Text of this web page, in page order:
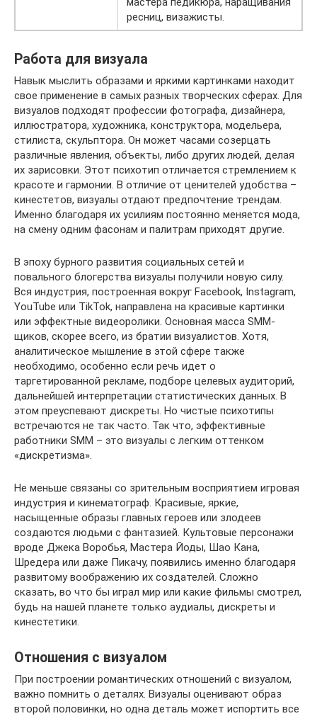
ресниц, визажисты.
Работа для визуала
Навык мыслить образами и яркими картинками находит
свое применение в самых разных творческих сферах. Для
визуалов подходят профессии фотографа, дизайнера,
иллюстратора, художника, конструктора, модельера,
стилиста, скульптора. Он может часами созерцать
различные явления, объекты, либо других людей, делая
их зарисовки. Этот психотип отличается стремлением к
красоте и гармонии. В отличие от ценителей удобства –
кинестетов, визуалы отдают предпочтение трендам.
Именно благодаря их усилиям постоянно меняется мода,
на смену одним фасонам и палитрам приходят другие.
В эпоху бурного развития социальных сетей и
повального блогерства визуалы получили новую силу.
Вся индустрия, построенная вокруг Facebook, Instagram,
YouTube или TikTok, направлена на красивые картинки
или эффектные видеоролики. Основная масса SMM-
щиков, скорее всего, из братии визуалистов. Хотя,
аналитическое мышление в этой сфере также
необходимо, особенно если речь идет о
таргетированной рекламе, подборе целевых аудиторий,
дальнейшей интерпретации статистических данных. В
этом преуспевают дискреты. Но чистые психотипы
встречаются не так часто. Так что, эффективные
работники SMM – это визуалы с легким оттенком
«дискретизма».
Не меньше связаны со зрительным восприятием игровая
индустрия и кинематограф. Красивые, яркие,
насыщенные образы главных героев или злодеев
создаются людьми с фантазией. Культовые персонажи
вроде Джека Воробья, Мастера Йоды, Шао Кана,
Шредера или даже Пикачу, появились именно благодаря
развитому воображению их создателей. Сложно
сказать, во что бы играл мир или какие фильмы смотрел,
будь на нашей планете только аудиалы, дискреты и
кинестетики.
Отношения с визуалом
При построении романтических отношений с визуалом,
важно помнить о деталях. Визуалы оценивают образ
второй половинки, но одна деталь может испортить все